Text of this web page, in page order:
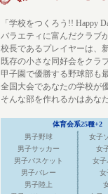
「学校をつくろう!! Happy
バラエティに富んだクラブ
校長であるプレイヤーは、
既存の小さな同好会をクラ
甲子園で優勝する野球部も
全国大会であなたの学校が
そんな部を作れるかはあな
体育会系25種+2
男子野球
男子サッカー
男子バスケット
男子バレー
男子陸上
女子
女
女子
女